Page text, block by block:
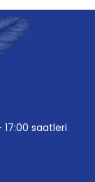
saatleri